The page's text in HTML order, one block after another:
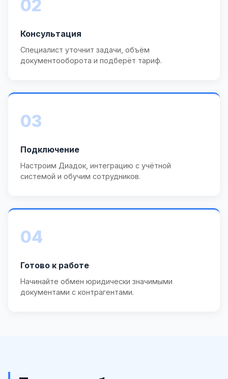
02
Консультация
Специалист уточнит задачи, объём
документооборота и подберёт тариф.
03
Подключение
Настроим Диадок, интеграцию с учётной
системой и обучим сотрудников.
04
Готово к работе
Начинайте обмен юридически значимыми
документами с контрагентами.